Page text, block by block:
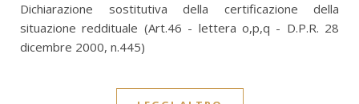
Dichiarazione sostitutiva della certificazione della
situazione reddituale (Art.46 - lettera o,p,q - D.P.R. 28
dicembre 2000, n.445)